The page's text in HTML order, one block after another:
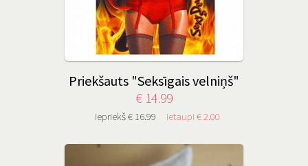
Priekšauts "Seksīgais velniņš"
€ 14.99
iepriekš € 16.99 ietaupi € 2.00